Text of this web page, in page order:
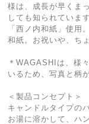
様は、成長が早くま
しても知られていま
「西ノ内和紙」使用
和紙。お祝いや、ち
＊WAGASHIは、様
いるため、写真と柄
＜製品コンセプト＞
キャンドルタイプの
お湯に溶かして、ハ